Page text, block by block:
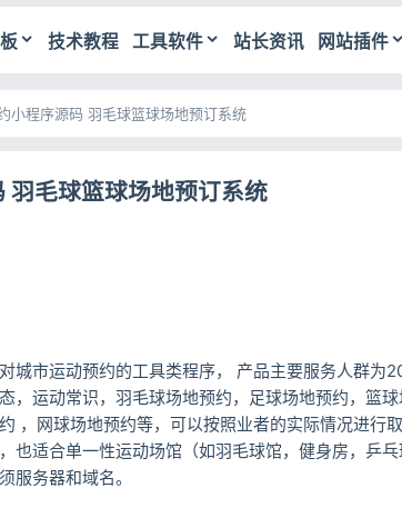
技术教程 工具软件 站长资讯 网站插件
小程序源码 羽毛球篮球场地预订系统
羽毛球篮球场地预订系统
城市运动预约的工具类程序， 产品主要服务人群为
，运动常识，羽毛球场地预约，足球场地预约，篮
，网球场地预约等，可以按照业者的实际情况进行
也适合单一性运动场馆（如羽毛球馆，健身房，乒
服务器和域名。